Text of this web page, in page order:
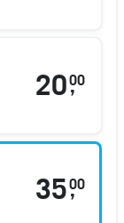
20,
00
35,
00